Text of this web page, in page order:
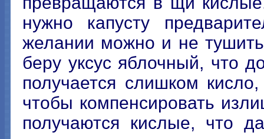
нужно капусту
желании можно и не
беру уксус яблочный, что
получается слишком
чтобы компенсировать
получаются кислые, что